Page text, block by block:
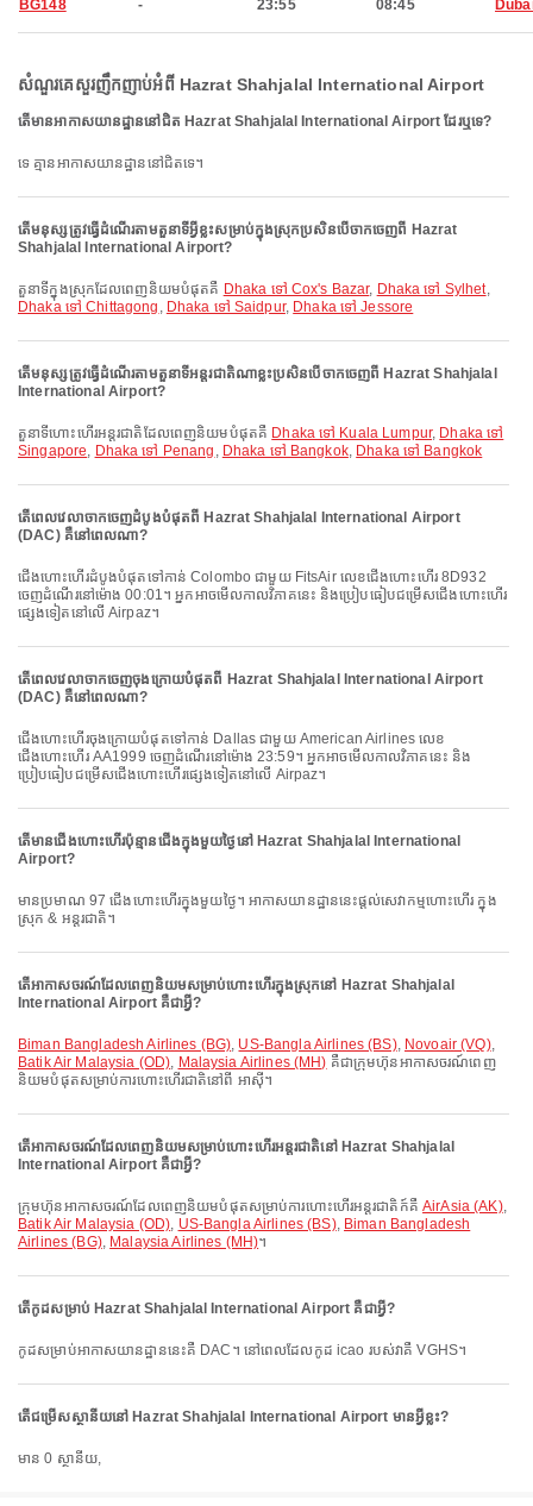
BG148 - 23:55 08:45
សំណួរគេសួរញឹកញាប់អំពី Hazrat Shahjalal International Airport
តើមានអាកាសយានដ្ឋាននៅជិត Hazrat Shahjalal International Airport ដែរឬទេ?
ទេ គ្មានអាកាសយានដ្ឋាននៅជិតទេ។
តើមនុស្សត្រូវធ្វើដំណើរតាមតួនាទីអ្វីខ្លះសម្រាប់ក្នុងស្រុកប្រសិនបើចាកចេញពី Hazrat
Shahjalal International Airport?
តួនាទីក្នុងស្រុកដែលពេញនិយមបំផុតគឺ Dhaka ទៅ Cox's Bazar, Dhaka ទៅ Sylhet,
Dhaka ទៅ Chittagong , Dhaka ទៅ Saidpur, Dhaka ទៅ Jessore
តើមនុស្សត្រូវធ្វើដំណើរតាមតួនាទីអន្តរជាតិណាខ្លះប្រសិនបើចាកចេញពី Hazrat Shahjalal
International Airport?
តួនាទីហោះហើរអន្តរជាតិដែលពេញនិយមបំផុតគឺ Dhaka ទៅ Kuala Lumpur, Dhaka ទៅ
Singapore, Dhaka ទៅ Penang , Dhaka ទៅ Bangkok, Dhaka ទៅ Bangkok
តើពេលវេលាចាកចេញដំបូងបំផុតពី Hazrat Shahjalal International Airport
(DAC) គឺនៅពេលណា?
ជើងហោះហើរដំបូងបំផុតទៅកាន់ Colombo ជាមួយ FitsAir លេខជើងហោះហើរ 8D932
ចេញដំណើរនៅម៉ោង 00:01។ អ្នកអាចមើលកាលវិភាគនេះ និងប្រៀបធៀបជម្រើសជើងហោះហើរ
ផ្សេងទៀតនៅលើ Airpaz។
តើពេលវេលាចាកចេញចុងក្រោយបំផុតពី Hazrat Shahjalal International Airport
(DAC) គឺនៅពេលណា?
ជើងហោះហើរចុងក្រោយបំផុតទៅកាន់ Dallas ជាមួយ American Airlines លេខ
ជើងហោះហើរ AA1999 ចេញដំណើរនៅម៉ោង 23:59។ អ្នកអាចមើលកាលវិភាគនេះ និង
ប្រៀបធៀបជម្រើសជើងហោះហើរផ្សេងទៀតនៅលើ Airpaz។
តើមានជើងហោះហើរប៉ុន្មានជើងក្នុងមួយថ្ងៃនៅ Hazrat Shahjalal International
Airport?
មានប្រមាណ 97 ជើងហោះហើរក្នុងមួយថ្ងៃ។ អាកាសយានដ្ឋាននេះផ្តល់សេវាកម្មហោះហើរ ក្នុង
ស្រុក & អន្តរជាតិ។
តើអាកាសចរណ៍ដែលពេញនិយមសម្រាប់ហោះហើរក្នុងស្រុកនៅ Hazrat Shahjalal
International Airport គឺជាអ្វី?
Biman Bangladesh Airlines (BG), US-Bangla Airlines (BS), Novoair (VQ),
Batik Air Malaysia (OD), Malaysia Airlines (MH) គឺជាក្រុមហ៊ុនអាកាសចរណ៍ពេញ
និយមបំផុតសម្រាប់ការហោះហើរជាតិនៅពី អាស៊ី។
តើអាកាសចរណ៍ដែលពេញនិយមសម្រាប់ហោះហើរអន្តរជាតិនៅ Hazrat Shahjalal
International Airport គឺជាអ្វី?
ក្រុមហ៊ុនអាកាសចរណ៍ដែលពេញនិយមបំផុតសម្រាប់ការហោះហើរអន្តរជាតិក៍គឺAirAsia (AK),
Batik Air Malaysia (OD), US-Bangla Airlines (BS), Biman Bangladesh
Airlines (BG), Malaysia Airlines (MH)។
តើកូដសម្រាប់ Hazrat Shahjalal International Airport គឺជាអ្វី?
កូដសម្រាប់អាកាសយានដ្ឋាននេះគឺ DAC។ នៅពេលដែលកូដ icao របស់វាគឺ VGHS។
តើជម្រើសស្ថានីយនៅ Hazrat Shahjalal International Airport មានអ្វីខ្លះ?
មាន 0 ស្ថានីយ,